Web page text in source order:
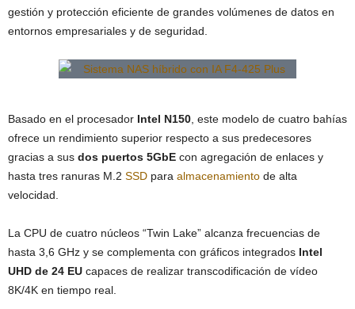
gestión y protección eficiente de grandes volúmenes de datos en
entornos empresariales y de seguridad.
Basado en el procesador Intel N150 , este modelo de cuatro bahías
ofrece un rendimiento superior respecto a sus predecesores
gracias a sus dos puertos 5GbE con agregación de enlaces y
hasta tres ranuras M.2 SSD para almacenamiento de alta
velocidad.
La CPU de cuatro núcleos “Twin Lake” alcanza frecuencias de
hasta 3,6 GHz y se complementa con gráficos integrados Intel
UHD de 24 EU capaces de realizar transcodificación de vídeo
8K/4K en tiempo real.